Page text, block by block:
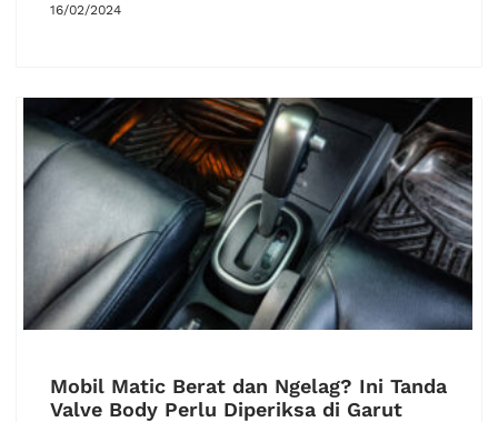
16/02/2024
Mobil Matic Berat dan Ngelag? Ini Tanda
Valve Body Perlu Diperiksa di Garut